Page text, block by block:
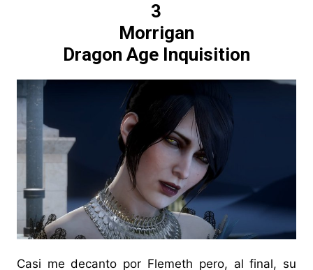
3
Morrigan
Dragon Age Inquisition
Casi me decanto por Flemeth pero, al final, su